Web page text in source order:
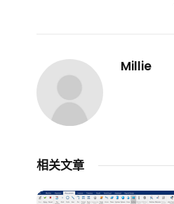
Millie
相关文章